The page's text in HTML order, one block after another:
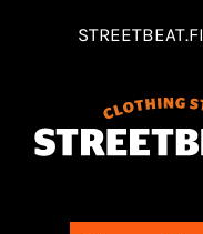
STREETBEAT.FI